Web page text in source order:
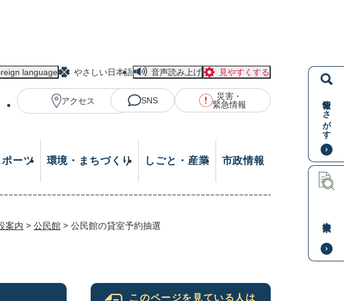
情報をさがす
language やさしい日本語 音声読み上げ 見やすくする
アクセス SNS
災害・
緊急情報
ーツ 環境・まちづくり しごと・産業 市政情報
案内 > 公民館 > 公民館の貸室予約抽選
このページを見ている人は